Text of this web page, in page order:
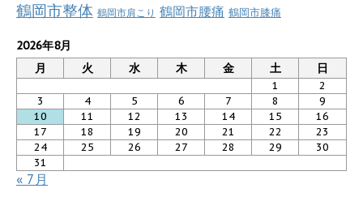
鶴岡市整体 鶴岡市肩こり 鶴岡市腰痛 鶴岡市膝痛
2026年8月
月
火 水 木 金 土 日
1
2
3
4 5 6 7 8
9
10
11 12 13 14 15
16
17
18 19 20 21 22
23
24
25 26 27 28 29
30
31
« 7月